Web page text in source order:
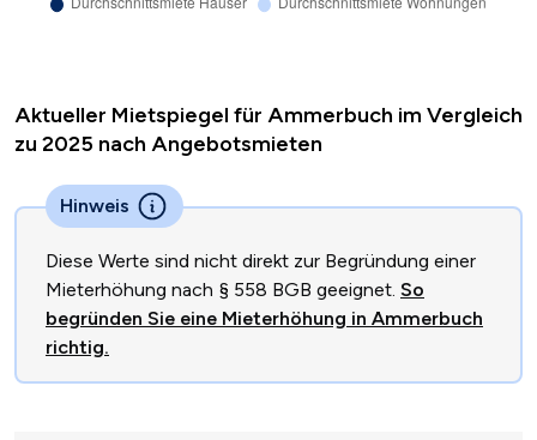
Aktueller Mietspiegel für Ammerbuch im Vergleich
zu 2025 nach Angebotsmieten
Hinweis
Diese Werte sind nicht direkt zur Begründung einer
Mieterhöhung nach § 558 BGB geeignet. So
begründen Sie eine Mieterhöhung in Ammerbuch
richtig.